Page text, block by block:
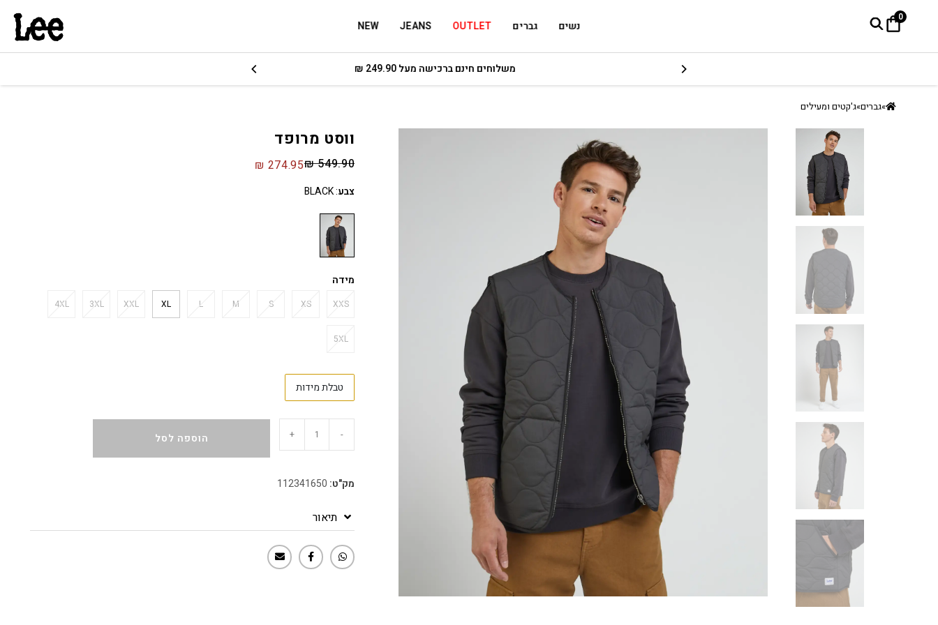
0
נשים גברים OUTLET
JEANS
NEW
משלוחים חינם ברכישה מעל 249.90 ₪
»גברים»ג'קטים ומעילים
ווסט מרופד
₪549.90
₪ 274.95
צבע:
BLACK
מידה
XXS
XS
S
M
L
XL
XXL
3XL
4XL
5XL
טבלת מידות
-
+ הוספה לסל
מק"ט: 112341650
תיאור